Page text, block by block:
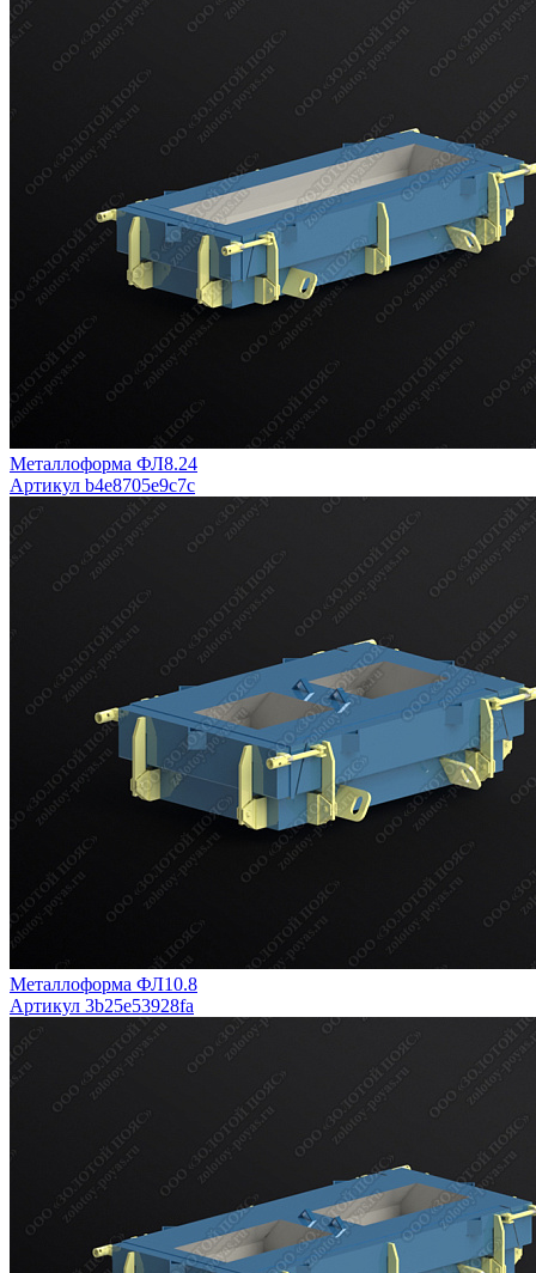
Металлоформа ФЛ8.24
Артикул b4e8705e9c7c
Металлоформа ФЛ10.8
Артикул 3b25e53928fa